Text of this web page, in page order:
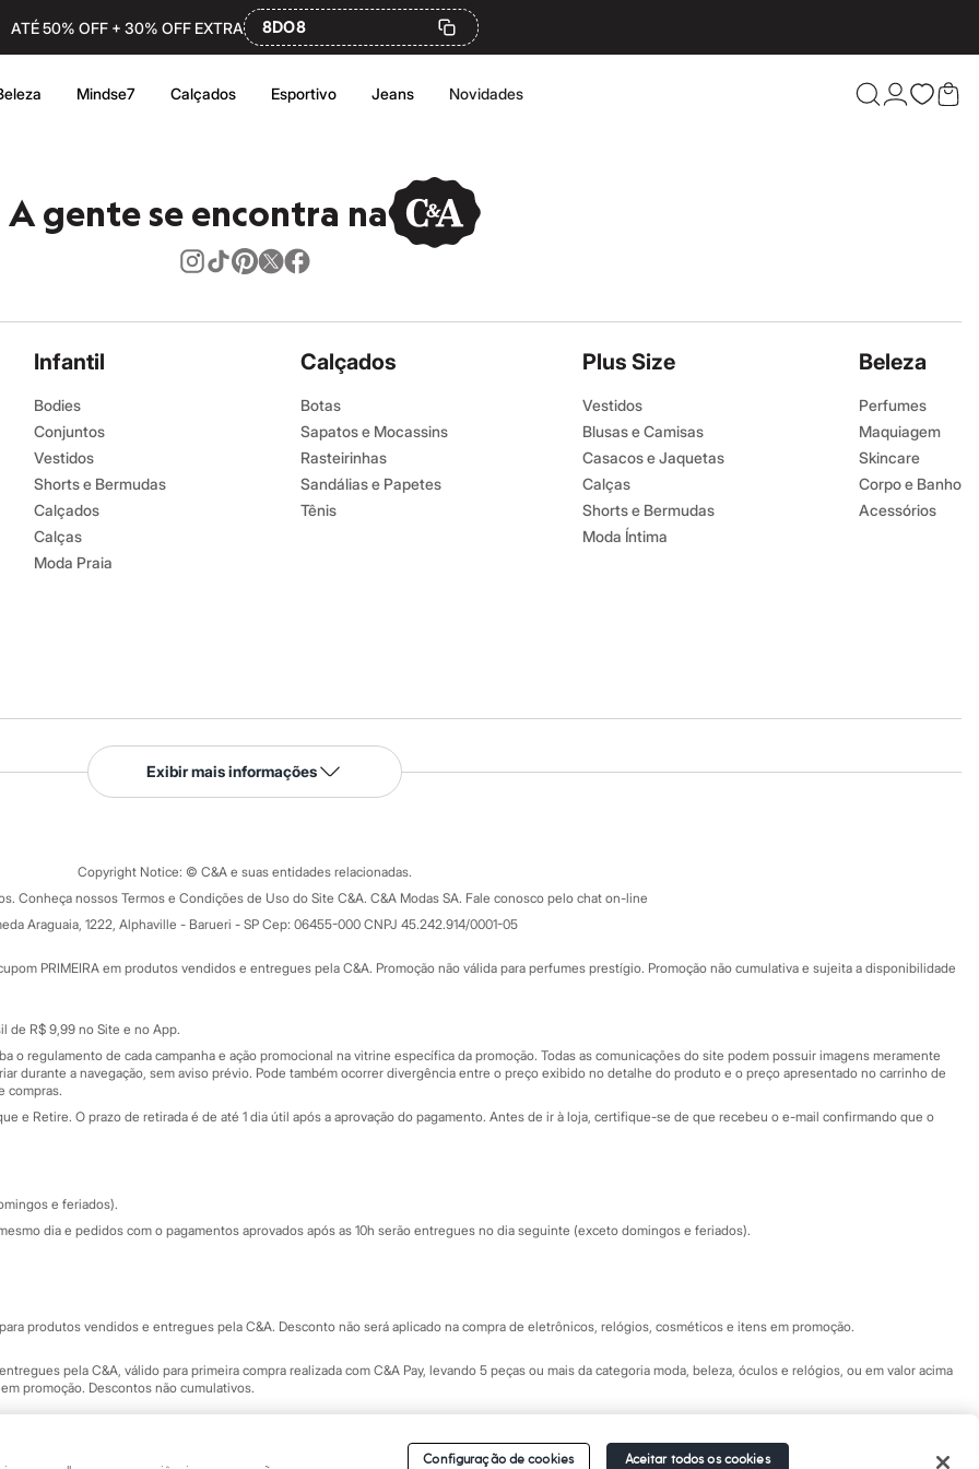
ATÉ 50% OFF + 30% OFF EXTRA 8DO8
Mindse7 Calçados Esportivo Jeans Novidades
Confira
A gente se encontra na
Infantil
Bodies
Conjuntos
Vestidos
Shorts e Bermudas
Calçados
Calças
Moda Praia
Calçados
Botas
Sapatos e Mocassins
Rasteirinhas
Sandálias e Papetes
Tênis
Plus Size
Vestidos
Blusas e Camisas
Casacos e Jaquetas
Calças
Shorts e Bermudas
Moda Íntima
Beleza
Perfumes
Maquiagem
Skincare
Corpo e Banho
Acessórios
Serviços
Tipos de serviços
Formas de pagamento
Todas as vantagens
Minha C&A
Cupons de desconto
Atendimento
Fale conosco
Central de ética
Eventos
Exibir mais informações
Copyright Notice: © C&A e suas entidades relacionadas.
Conheça nossos Termos e Condições de Uso do Site C&A. C&A Modas SA. Fale conosco pelo chat on-line
Araguaia, 1222, Alphaville - Barueri - SP Cep: 06455-000 CNPJ 45.242.914/0001-05
PRIMEIRA em produtos vendidos e entregues pela C&A. Promoção não válida para perfumes prestígio. Promoção não cumulativa e sujeita a disponibilidade
de R$ 9,99 no Site e no App.
o regulamento de cada campanha e ação promocional na vitrine específica da promoção. Todas as comunicações do site podem possuir imagens meramente
durante a navegação, sem aviso prévio. Pode também ocorrer divergência entre o preço exibido no detalhe do produto e o preço apresentado no carrinho de
compras.
e Retire. O prazo de retirada é de até 1 dia útil após a aprovação do pagamento. Antes de ir à loja, certifique-se de que recebeu o e-mail confirmando que o
e feriados).
dia e pedidos com o pagamentos aprovados após as 10h serão entregues no dia seguinte (exceto domingos e feriados).
produtos vendidos e entregues pela C&A. Desconto não será aplicado na compra de eletrônicos, relógios, cosméticos e itens em promoção.
pela C&A, válido para primeira compra realizada com C&A Pay, levando 5 peças ou mais da categoria moda, beleza, óculos e relógios, ou em valor acima
promoção. Descontos não cumulativos.
Configuração de cookies Aceitar todos os cookies